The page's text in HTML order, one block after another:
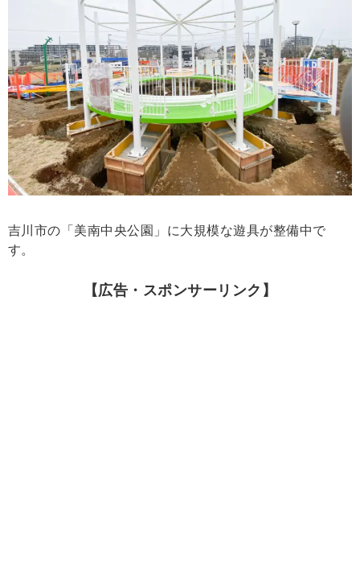
吉川市の「美南中央公園」に大規模な遊具が整備中で
す。
【広告・スポンサーリンク】